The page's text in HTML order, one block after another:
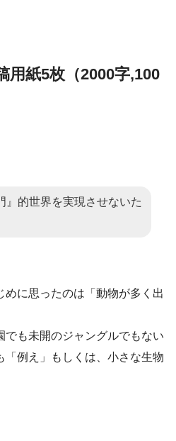
用紙5枚（2000字,100
』的世界を実現させないた
に思ったのは「動物が多く出
も未開のジャングルでもない
「例え」もしくは、小さな生物